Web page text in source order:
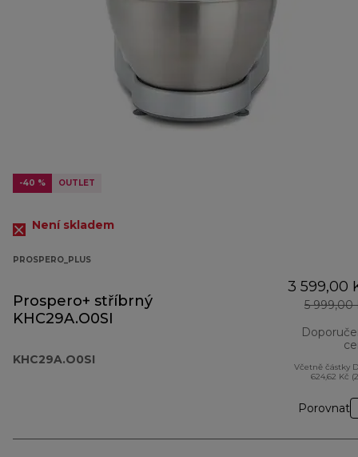
-40 % OUTLET
Není skladem
PROSPERO_PLUS
Prospero+ stříbrný
KHC29A.O0SI
KHC29A.O0SI
3 599,00
5 999,00
Včetně částky
624,62 Kč
Porovnat